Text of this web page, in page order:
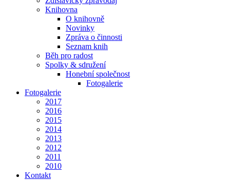
Knihovna
O knihovně
Novinky
Zpráva o činnosti
Seznam knih
Běh pro radost
Spolky & sdružení
Honební společnost
Fotogalerie
Fotogalerie
2017
2016
2015
2014
2013
2012
2011
2010
Kontakt